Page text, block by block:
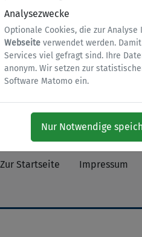
Analysezwecke
Optionale Cookies, die zur Analyse
Webseite verwendet werden.
Services viel gefragt sind. Ihre
anonym. Wir setzen zur
Software Matomo ein.
Nur Notwendige
anonym. Ihre Meinung ist
Zur Startseite Impressum